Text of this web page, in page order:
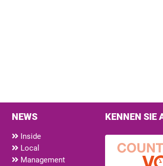
NEWS
Inside
Local
Management
KENNEN SIE